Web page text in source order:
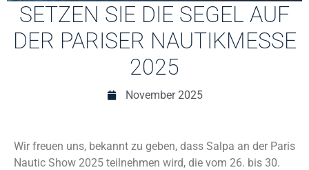
SETZEN SIE DIE SEGEL AUF
DER PARISER NAUTIKMESSE
2025
November 2025
Wir freuen uns, bekannt zu geben, dass Salpa an der Paris
Nautic Show 2025 teilnehmen wird, die vom 26. bis 30.